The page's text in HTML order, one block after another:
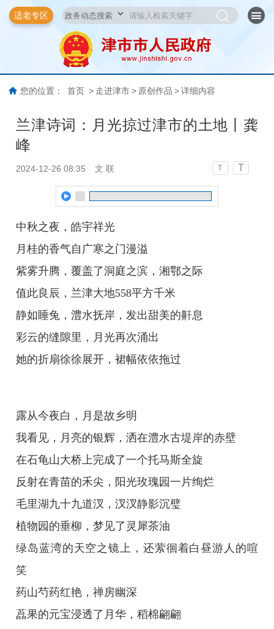
适老专区
您的位置： 首页 > 走进津市 > 原创作品 > 详细内容
兰津诗词：月光掠过津市的土地丨龚
峰
2024-12-26 08:35 文 联 T T
中秋之夜，皓宇祥光
月桂的香气自广寒之门漫溢
紫雾升腾，覆盖了洞庭之滨，湘鄂之际
值此良辰，兰津大地558平方千米
静如睡兔，澧水抚岸，发出甜美的鼾息
彩云的缝隙里，月光再次涌出
她的折扇徐徐展开，裙幅依依拖过
露从今夜白，月是故乡明
我看见，月亮的银辉，洒在澧水古堤岸的赤壁
在石龟山大桥上完成了一个托马斯全旋
反射在青苗的禾尖，阳光玫瑰园一片绚烂
毛里湖九十九道汊，汊汊静影沉璧
植物园的垂柳，梦见了灵犀茶油
绿岛蓝湾的天空之镜上，还萦徊着白昼游人的喧
笑
药山芍药红艳，禅房幽深
藠果的元宝浸透了月华，稻棉翩翩